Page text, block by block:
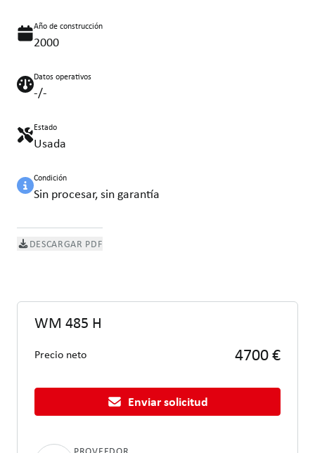
Año de construcción
2000
Datos operativos
-/-
Estado
Usada
Condición
Sin procesar, sin garantía
DESCARGAR PDF
WM 485 H
Precio neto 4700 €
Enviar solicitud